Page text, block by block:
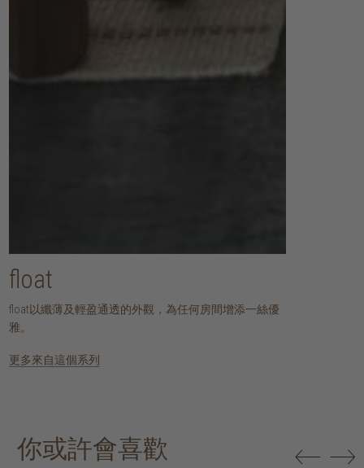
float
float以纖薄及輕盈通透的外觀，為任何房間增添一絲優
雅。
更多來自這個系列
你或許會喜歡